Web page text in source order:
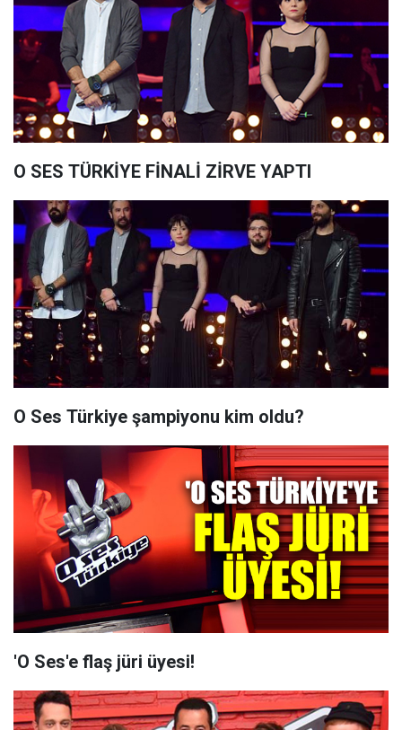
O SES TÜRKİYE FİNALİ ZİRVE YAPTI
O Ses Türkiye şampiyonu kim oldu?
'O Ses'e flaş jüri üyesi!